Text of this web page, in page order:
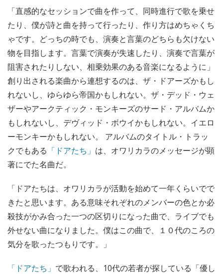
「直感的なセッションで曲を作って、同時進行で歌を乗せ
たり、僕が詩と曲を持って行ったり、作り方はめちゃくち
ゃです。どっちの時でも、演奏と言葉のどちらも欠けない
物を目指します。言葉で演奏が失速したり、演奏で言葉が
阻害されたりしない、相乗効果のある音楽になるように」
創り出される楽曲から連想するのは、ザ・ドアーズかもし
れないし、ゆらゆら帝国かもしれない。ザ・デッド・ウェ
ザーやアークティック・モンキーズのサード・アルバムか
もしれないし、デヴィッド・ボウイかもしれない。イエロ
ーモンキーかもしれない。 アルバムのタイトル・トラッ
クでもある 「ドアたち」 は、オワリカラのメッセージが顕
著にでた名曲だ。
「ドアたちは、オワリカラが活動を始めて一年くらいでで
きたと思います。ある意味それぞれのメンバーの色とか必
殺技がかみ合った一つの区切りになった曲で、ライブでも
外せない曲になりました。僕はこの曲で、１０代のころの
気分を歌ったつもりです。」
「ドアたち」 で歌われる、10代の若者が探している「優し